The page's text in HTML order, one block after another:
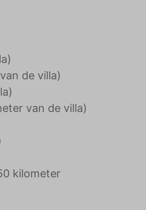
de villa)
van de villa)
kilometer